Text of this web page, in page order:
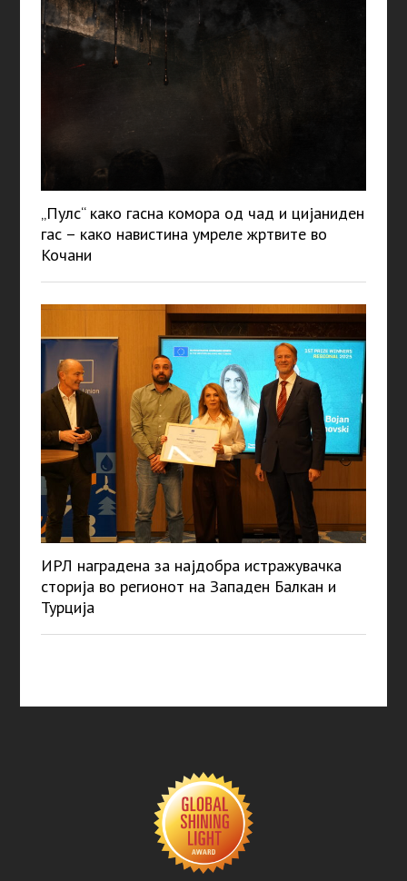
„Пулс“ како гасна комора од чад и цијаниден
гас – како навистина умреле жртвите во
Кочани
ИРЛ наградена за најдобра истражувачка
сторија во регионот на Западен Балкан и
Турција